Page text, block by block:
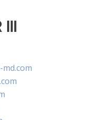
III